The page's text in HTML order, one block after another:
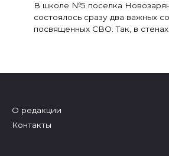
В школе №5 поселка
состоялось сразу два важных
посвященных СВО. Так, в стенах
О редакции
Контакты